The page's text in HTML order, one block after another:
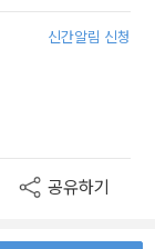
신간알림 신청
공유하기